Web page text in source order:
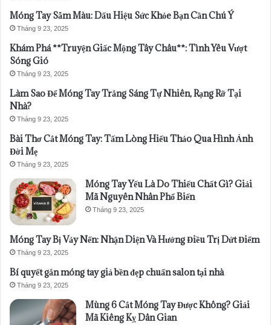
Móng Tay Sẫm Màu: Dấu Hiệu Sức Khỏe Bạn Cần Chú Ý
Tháng 9 23, 2025
Khám Phá **Truyện Giấc Mộng Tây Châu**: Tình Yêu Vượt
Sóng Gió
Tháng 9 23, 2025
Làm Sao Để Móng Tay Trắng Sáng Tự Nhiên, Rạng Rỡ Tại
Nhà?
Tháng 9 23, 2025
Bài Thơ Cắt Móng Tay: Tấm Lòng Hiếu Thảo Qua Hình Ảnh
Đời Mẹ
Tháng 9 23, 2025
Móng Tay Yếu Là Do Thiếu Chất Gì? Giải
Mã Nguyên Nhân Phổ Biến
Tháng 9 23, 2025
Móng Tay Bị Vảy Nến: Nhận Diện Và Hướng Điều Trị Dứt Điểm
Tháng 9 23, 2025
Bí quyết gắn móng tay giả bền đẹp chuẩn salon tại nhà
Tháng 9 23, 2025
Mùng 6 Cắt Móng Tay Được Không? Giải
Mã Kiêng Kỵ Dân Gian